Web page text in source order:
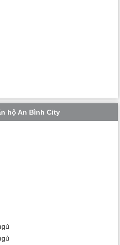
hộ An Bình City